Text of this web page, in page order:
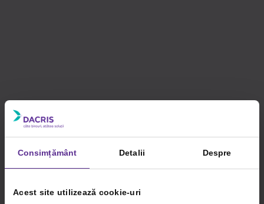
Consimțământ Detalii Despre
Acest site utilizează cookie-uri